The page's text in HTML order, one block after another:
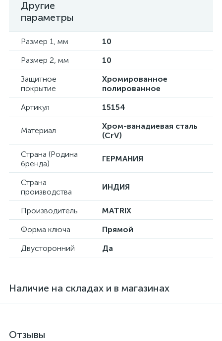
Другие
параметры
Размер 1, мм
10
Размер 2, мм
10
Защитное
покрытие
Хромированное
полированное
Артикул
15154
Материал
Хром-ванадиевая сталь
(CrV)
Страна (Родина
бренда)
ГЕРМАНИЯ
Страна
производства
ИНДИЯ
Производитель
MATRIX
Форма ключа
Прямой
Двусторонний
Да
Наличие на складах и в магазинах
Отзывы